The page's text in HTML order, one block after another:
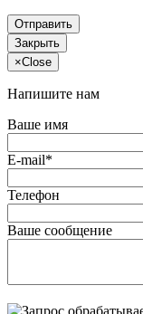
Отправить
Закрыть
×Close
Напишите нам
Ваше имя
E-mail*
Телефон
Ваше сообщение